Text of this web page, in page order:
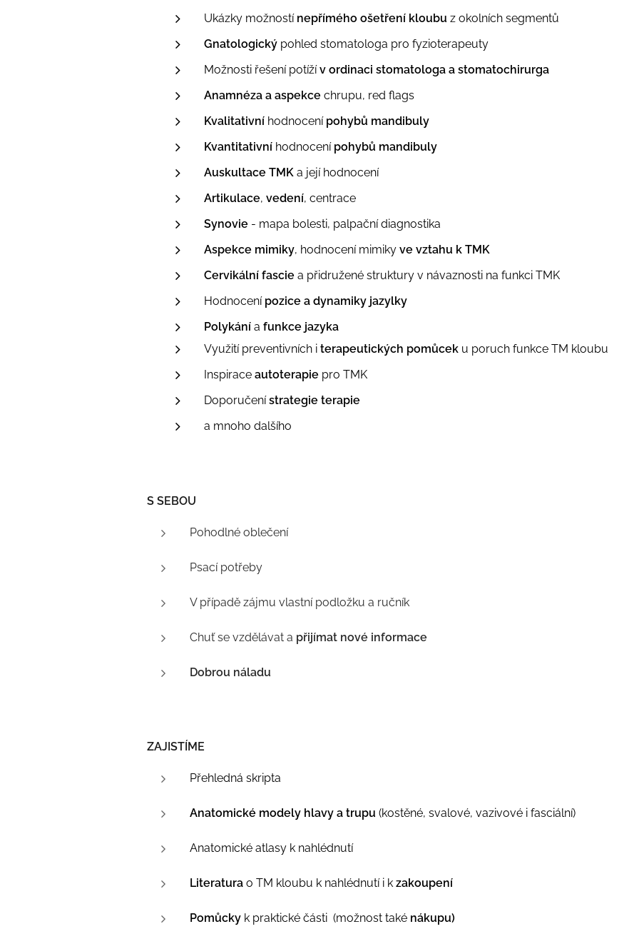
Ukázky možností nepřímého ošetření kloubu z okolních segmentů
Gnatologickýpohled stomatologa pro fyzioterapeuty
Možnosti řešení potížív ordinaci stomatologa a stomatochirurga
Anamnéza a aspekcechrupu, red flags
Kvalitativníhodnocení pohybů mandibuly
Kvantitativníhodnocení pohybů mandibuly
Auskultace TMKa její hodnocení
Artikulace, vedení, centrace
Synovie- mapa bolesti, palpační diagnostika
Aspekce mimiky, hodnocení mimiky ve vztahu k TMK
Cervikální fascie a přidružené struktury v návaznosti na funkci TMK
Hodnocení pozice a dynamiky jazylky
Polykánía funkce jazyka
Využití preventivních i terapeutických pomůceku poruch funkce TM kloubu
Inspirace autoterapiepro TMK
Doporučenístrategie terapie
a mnoho dalšího
S SEBOU
Pohodlné oblečení
Psací potřeby
V případě zájmu vlastní podložku a ručník
Chuť se vzdělávat a přijímat nové informace
Dobrou náladu
ZAJISTÍME
Přehledná skripta
Anatomické modely hlavy a trupu (kostěné, svalové, vazivové i fasciální)
Anatomické atlasy k nahlédnutí
Literaturao TM kloubu k nahlédnutí i k zakoupení
Pomůckyk praktické části (možnost také nákupu)